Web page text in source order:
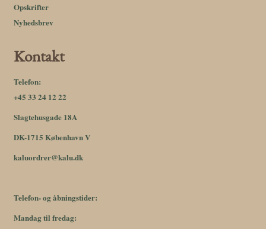
Opskrifter
Nyhedsbrev
Kontakt
Telefon:
+45 33 24 12 22
Slagtehusgade 18A
DK-1715 København V
kaluordrer@kalu.dk
Telefon- og åbningstider:
Mandag til fredag: